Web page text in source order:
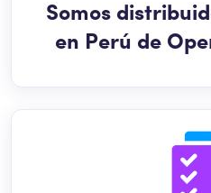
Somos
en Perú de